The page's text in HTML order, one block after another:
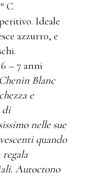
C
Ideale
azzurro, e
6 – 7 anni
Blanc
e
di
nelle sue
quando
Autoctono